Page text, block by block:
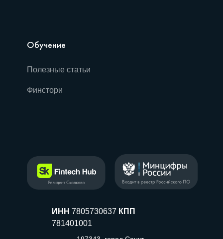
ИНН 7805730637 КПП
781401001
Обучение
Полезные статьи
Финстори